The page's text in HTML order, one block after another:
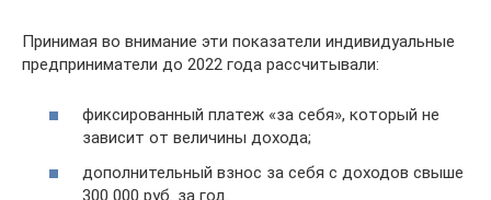
Принимая во внимание эти показатели индивидуальные
предприниматели до 2022 года рассчитывали:
фиксированный платеж «за себя», который не
зависит от величины дохода;
дополнительный взнос за себя с доходов свыше
300 000 руб. за год.